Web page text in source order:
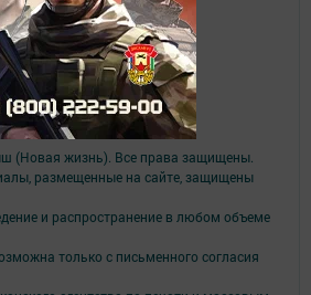
(Новая жизнь). Все права защищены.
размещенные на сайте, защищены
и распространение в любом объеме
только с письменного согласия
(843) 222 09 84